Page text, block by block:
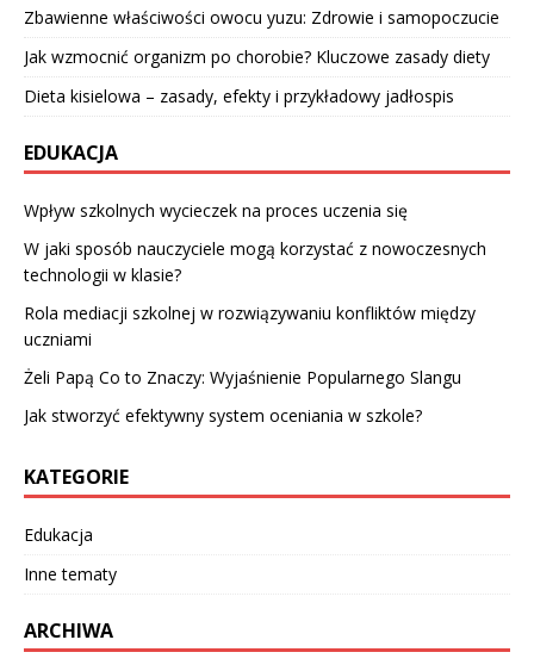
Zbawienne właściwości owocu yuzu: Zdrowie i samopoczucie
Jak wzmocnić organizm po chorobie? Kluczowe zasady diety
Dieta kisielowa – zasady, efekty i przykładowy jadłospis
EDUKACJA
Wpływ szkolnych wycieczek na proces uczenia się
W jaki sposób nauczyciele mogą korzystać z nowoczesnych
technologii w klasie?
Rola mediacji szkolnej w rozwiązywaniu konfliktów między
uczniami
Żeli Papą Co to Znaczy: Wyjaśnienie Popularnego Slangu
Jak stworzyć efektywny system oceniania w szkole?
KATEGORIE
Edukacja
Inne tematy
ARCHIWA